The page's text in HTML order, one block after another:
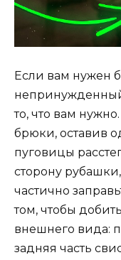
Если вам нужен
то, что вам
брюки, оставив
пуговицы
сторону
частично
том, чтобы
внешнего вида:
задняя часть